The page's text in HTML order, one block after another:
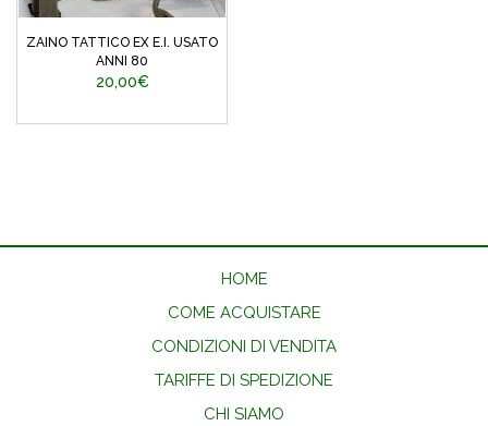
ZAINO TATTICO EX E.I. USATO
ANNI 80
20,00€
HOME
COME ACQUISTARE
CONDIZIONI DI VENDITA
TARIFFE DI SPEDIZIONE
CHI SIAMO